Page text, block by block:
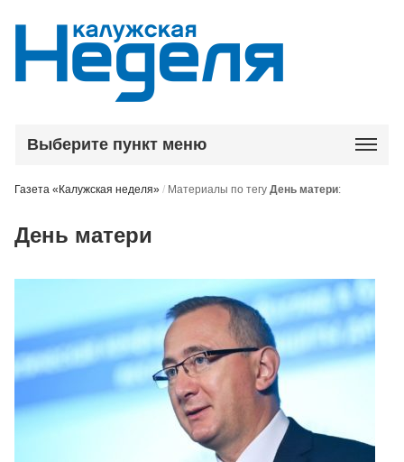
Выберите пункт меню
Газета «Калужская неделя» / Материалы по тегуДень матери:
День матери